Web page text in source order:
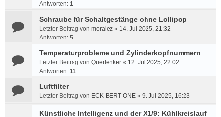
Antworten: 1
Schraube für Schaltgestänge ohne Lollipop
Letzter Beitrag von moralez « 14. Jul 2025, 21:32
Antworten: 5
Temperaturprobleme und Zylinderkopfnummern
Letzter Beitrag von Querlenker « 12. Jul 2025, 22:02
Antworten: 11
Luftfilter
Letzter Beitrag von ECK-BERT-ONE « 9. Jul 2025, 16:23
Künstliche Intelligenz und der X1/9: Kühlkreislauf